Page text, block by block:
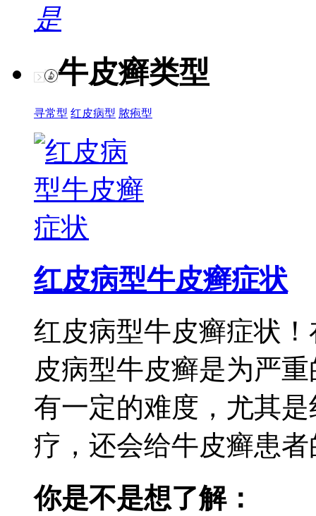
是
牛皮癣类型
寻常型 红皮病型 脓疱型
红皮病型牛皮癣症状
红皮病型牛皮癣症状
皮病型牛皮癣是为严
有一定的难度，尤其
疗，还会给牛皮癣患
你是不是想了解：